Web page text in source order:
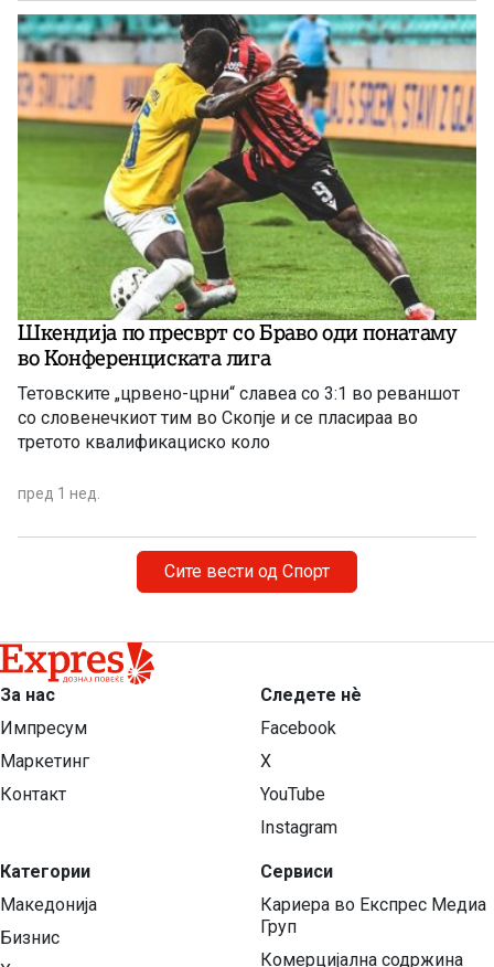
Шкендија по пресврт со Браво оди понатаму
во Конференциската лига
Тетовските „црвено-црни“ славеа со 3:1 во реваншот
со словенечкиот тим во Скопје и се пласираа во
третото квалификациско коло
пред 1 нед.
Сите вести од Спорт
За нас
Импресум
Маркетинг
Контакт
Категории
Македонија
Бизнис
Следете нѐ
Facebook
X
YouTube
Instagram
Сервиси
Кариера во Експрес Медиа
Груп
Комерцијална содржина